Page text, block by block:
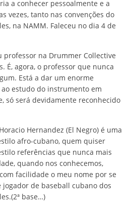
a conhecer pessoalmente e a
vezes, tanto nas convenções do
na NAMM. Faleceu no dia 4 de
professor na Drummer Collective
É, agora, o professor que nunca
Está a dar um enorme
estudo do instrumento em
só será devidamente reconhecido
Hernandez (El Negro) é uma
afro-cubano, quem quiser
referências que nunca mais
quando nos conhecemos,
facilidade o meu nome por se
de baseball cubano dos
base…)